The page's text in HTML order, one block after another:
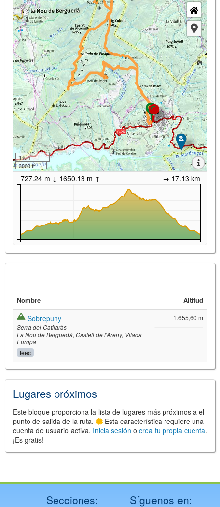
1 km
3000 ft
©Leaflet
and its contributors
©Institut Cartogràfic i Geològic de
727.24 m ↓ 1650.13 m ↑ → 17.13 km
Nombre Altitud
Sobrepuny
Serra del Catllaràs
La Nou de Berguedà Castell de l'Areny Vilada
Europa
feec
1.655,60 m
Lugares próximos
Este bloque proporciona la lista de lugares más próximos a el
punto de salida de la ruta.
Esta característica requiere una
cuenta de usuario activa. Inicia sesión o crea tu propia cuenta.
¡Es gratis!
Secciones: Síguenos en: